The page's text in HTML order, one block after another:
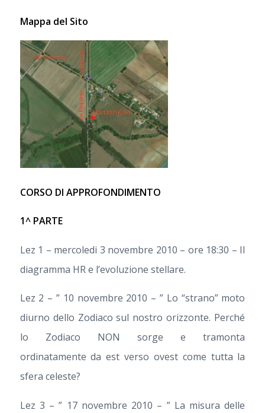
Mappa del Sito
CORSO DI APPROFONDIMENTO
1^ PARTE
Lez 1 – mercoledi 3 novembre 2010 – ore 18:30 – Il
diagramma HR e l’evoluzione stellare.
Lez 2 – ” 10 novembre 2010 – ” Lo “strano” moto
diurno dello Zodiaco sul nostro orizzonte. Perché
lo Zodiaco NON sorge e tramonta
ordinatamente da est verso ovest come tutta la
sfera celeste?
Lez 3 – ” 17 novembre 2010 – ” La misura delle